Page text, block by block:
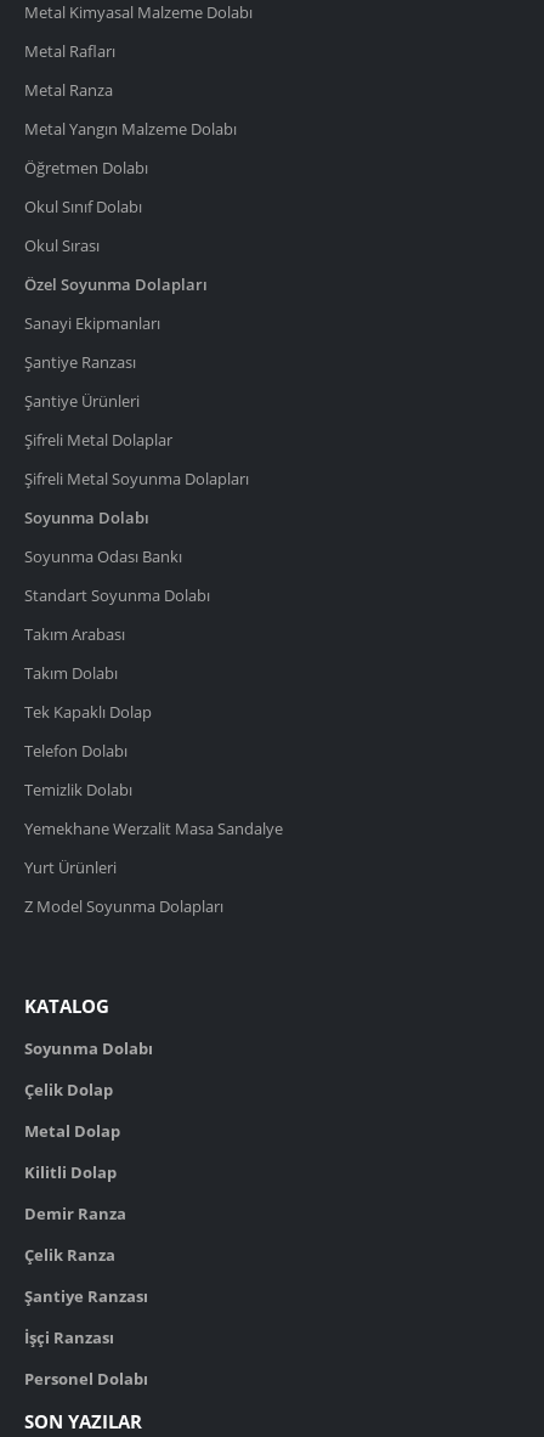
Metal Kimyasal Malzeme Dolabı
Metal Rafları
Metal Ranza
Metal Yangın Malzeme Dolabı
Öğretmen Dolabı
Okul Sınıf Dolabı
Okul Sırası
Özel Soyunma Dolapları
Sanayi Ekipmanları
Şantiye Ranzası
Şantiye Ürünleri
Şifreli Metal Dolaplar
Şifreli Metal Soyunma Dolapları
Soyunma Dolabı
Soyunma Odası Bankı
Standart Soyunma Dolabı
Takım Arabası
Takım Dolabı
Tek Kapaklı Dolap
Telefon Dolabı
Temizlik Dolabı
Yemekhane Werzalit Masa Sandalye
Yurt Ürünleri
Z Model Soyunma Dolapları
KATALOG
Soyunma Dolabı
Çelik Dolap
Metal Dolap
Kilitli Dolap
Demir Ranza
Çelik Ranza
Şantiye Ranzası
İşçi Ranzası
Personel Dolabı
SON YAZILAR